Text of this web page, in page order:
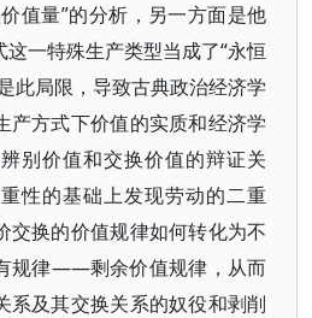
值量”的分析，另一方面是他
一特殊生产类型当成了“永恒
此局限，导致古典政治经济学
产方式下价值的实质和经济学
别价值和交换价值的辩证关
性的基础上发现劳动的二重
交换的价值规律如何转化为不
规律——剩余价值规律，从而
系及其交换关系的奴役和剥削